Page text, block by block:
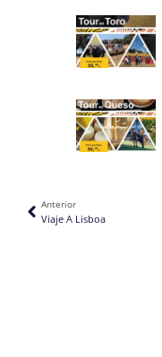
Anterior
Viaje A Lisboa